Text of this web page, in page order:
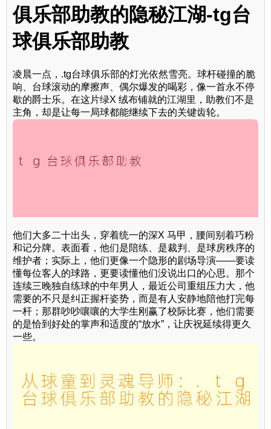
俱乐部助教的隐秘江湖-tg台
球俱乐部助教
凌晨一点，.tg台球俱乐部的灯光依然雪亮。球杆碰撞的脆
响、台球滚动的摩擦声、偶尔爆发的喝彩，像一首永不停
歇的爵士乐。在这片绿X 绒布铺就的江湖里，助教们不是
主角，却是让每一局球都能继续下去的关键齿轮。
他们大多二十出头，穿着统一的深X 马甲，腰间别着巧粉
和记分牌。表面看，他们是陪练、是裁判、是球房秩序的
维护者；实际上，他们更像一个隐形的剧场导演——要读
懂每位客人的球路，更要读懂他们没说出口的心思。那个
连续三晚独自练球的中年男人，最近公司重组压力大，他
需要的不只是纠正握杆姿势，而是有人安静地陪他打完每
一杆；那群吵吵嚷嚷的大学生刚赢了校际比赛，他们需要
的是恰到好处的掌声和适度的“放水”，让庆祝延续得更久
一些。